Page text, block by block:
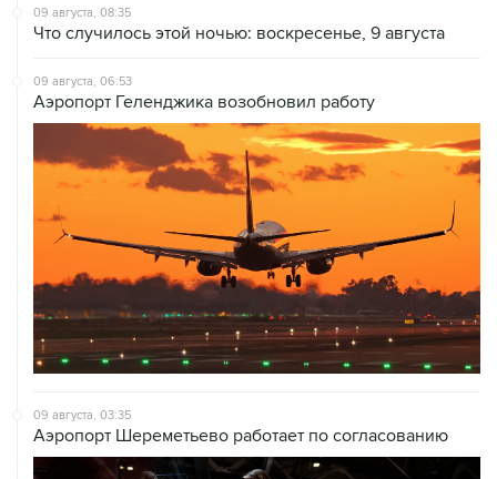
09 августа, 08:35
Что случилось этой ночью: воскресенье, 9 августа
09 августа, 06:53
Аэропорт Геленджика возобновил работу
09 августа, 03:35
Аэропорт Шереметьево работает по согласованию